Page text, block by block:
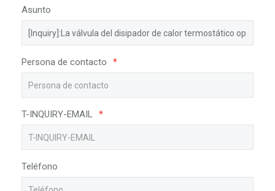
Asunto
Persona de contacto *
T-INQUIRY-EMAIL *
Teléfono